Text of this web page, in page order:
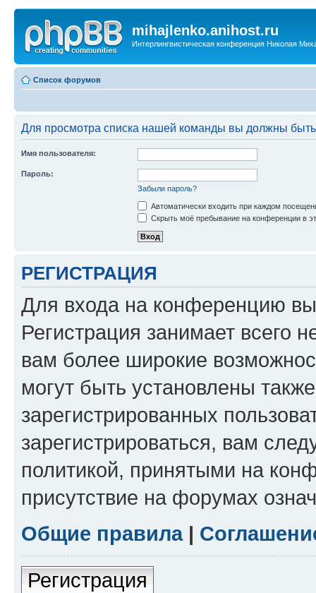
mihajlenko.anihost.ru
Интерлингвистическая конференция Николая
Список форумов
Для просмотра списка нашей команды вы должны
Имя пользователя:
Пароль:
Забыли пароль?
Автоматически входить при каждом
Скрыть моё пребывание на конференции в
РЕГИСТРАЦИЯ
Для входа на конференцию
Регистрация занимает всего
вам более широкие
могут быть установлены
зарегистрированных
зарегистрироваться, вам
политикой, принятыми на
присутствие на форумах
Общие правила|
Регистрация